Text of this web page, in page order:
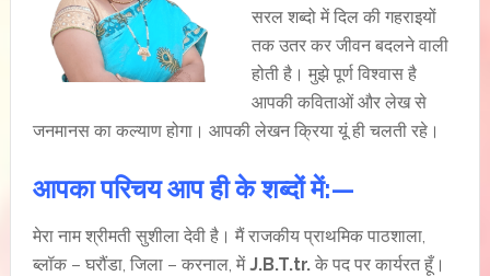
सरल शब्दो में दिल की गहराइयों
तक उतर कर जीवन बदलने वाली
होती है। मुझे पूर्ण विश्वास है
आपकी कविताओं और लेख से
जनमानस का कल्याण होगा। आपकी लेखन क्रिया यूं ही चलती रहे।
आपका परिचय आप ही के शब्दों में:—
मेरा नाम श्रीमती सुशीला देवी है। मैं राजकीय प्राथमिक पाठशाला,
ब्लॉक – घरौंडा, जिला – करनाल, मेंJ.B.T.tr.के पद पर कार्यरत हूँ।